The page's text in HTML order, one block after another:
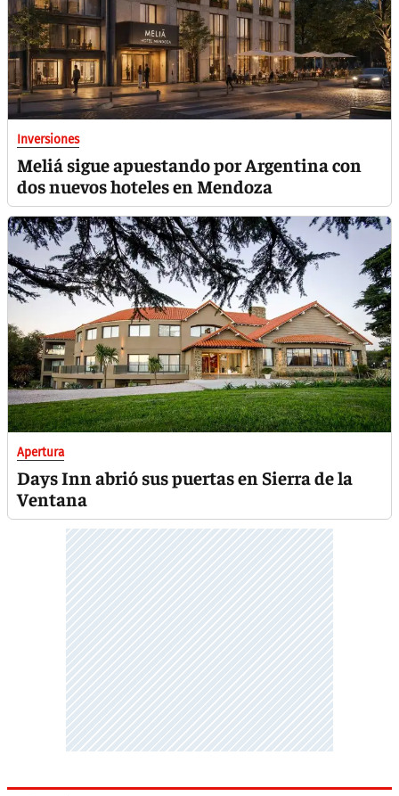
Inversiones
Meliá sigue apuestando por Argentina con
dos nuevos hoteles en Mendoza
Apertura
Days Inn abrió sus puertas en Sierra de la
Ventana